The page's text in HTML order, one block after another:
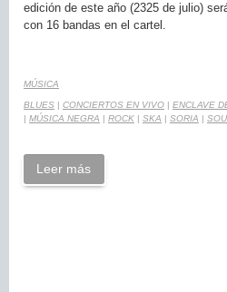
edición de este año (2325 de julio)
con 16 bandas en el cartel.
MÚSICA
BLUES CONCIERTOS EN VIVO ENCLAVE
MÚSICA NEGRA ROCK SKA SORIA
Leer más